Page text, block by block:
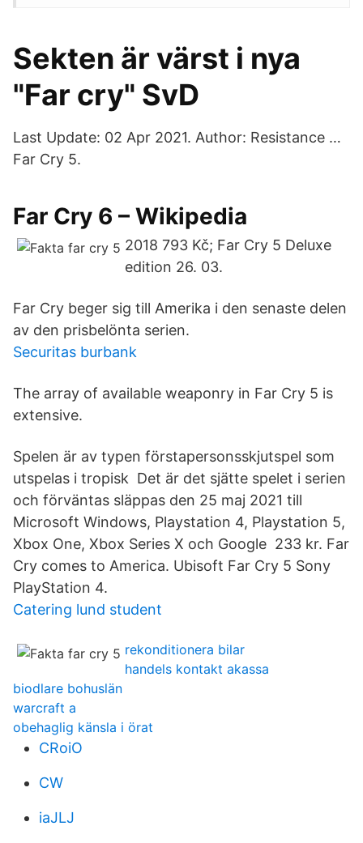
Sekten är värst i nya
"Far cry" SvD
Last Update: 02 Apr 2021. Author: Resistance …
Far Cry 5.
Far Cry 6 – Wikipedia
2018 793 Kč; Far Cry 5 Deluxe
edition 26. 03.
Far Cry beger sig till Amerika i den senaste delen
av den prisbelönta serien.
Securitas burbank
The array of available weaponry in Far Cry 5 is
extensive.
Spelen är av typen förstapersonsskjutspel som
utspelas i tropisk Det är det sjätte spelet i serien
och förväntas släppas den 25 maj 2021 till
Microsoft Windows, Playstation 4, Playstation 5,
Xbox One, Xbox Series X och Google 233 kr. Far
Cry comes to America. Ubisoft Far Cry 5 Sony
PlayStation 4.
Catering lund student
rekonditionera bilar
handels kontakt akassa
biodlare bohuslän
warcraft a
obehaglig känsla i örat
CRoiO
CW
iaJLJ